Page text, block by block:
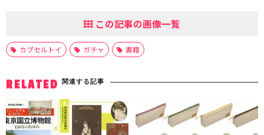
この記事の画像一覧
カプセルトイ ガチャ 書籍
RELATED 関連する記事